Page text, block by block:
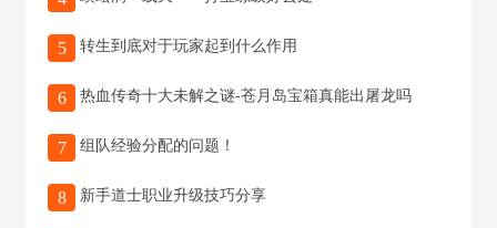
5 转生到底对于玩家起到什么作用
6 热血传奇十大未解之谜-苍月岛宝箱真能出屠龙吗
7 组队经验分配的问题！
8 新手道士职业升级技巧分享